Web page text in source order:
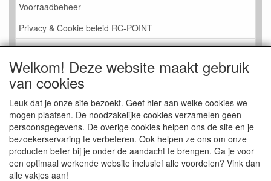
Voorraadbeheer
Privacy & Cookie beleid RC-POINT
LINK PAGINA
Gastenboek RC-POINT
Kijkje in de Winkel
Welkom! Deze website maakt gebruik
van cookies
Leuk dat je onze site bezoekt. Geef hier aan welke cookies we
mogen plaatsen. De noodzakelijke cookies verzamelen geen
persoonsgegevens. De overige cookies helpen ons de site en je
bezoekerservaring te verbeteren. Ook helpen ze ons om onze
producten beter bij je onder de aandacht te brengen. Ga je voor
een optimaal werkende website inclusief alle voordelen? Vink dan
alle vakjes aan!